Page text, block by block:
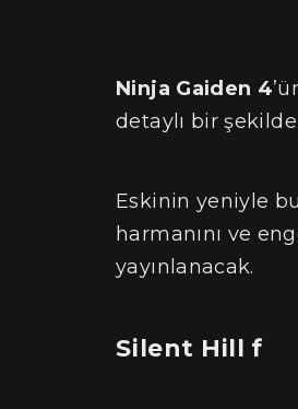
Ninja Gaiden 4
detaylı bir
Eskinin yeniyle
harmanını ve
yayınlanacak.
Silent Hill f